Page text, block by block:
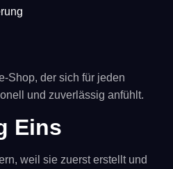
Shop, der sich für jeden
und zuverlässig anfühlt.
Eins
weil sie zuerst erstellt und